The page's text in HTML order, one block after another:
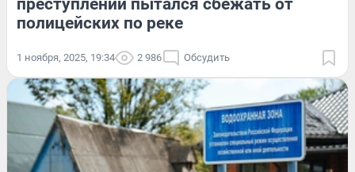
полицейских по реке
1 ноября, 2025, 19:34 2 986 Обсудить